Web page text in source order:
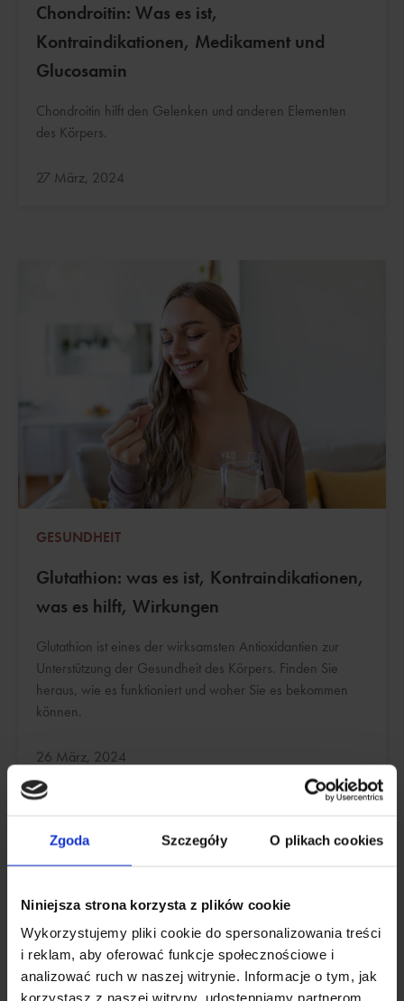
Zgoda Szczegóły O plikach cookies
Niniejsza strona korzysta z plików cookie
Wykorzystujemy pliki cookie do spersonalizowania treści
i reklam, aby oferować funkcje społecznościowe i
analizować ruch w naszej witrynie. Informacje o tym, jak
korzystasz z naszej witryny, udostępniamy partnerom
Chondroitin: Was es ist,
Kontraindikationen, Medikament und
Glucosamin
Chondroitin hilft den Gelenken und anderen Elementen
des Körpers.
Aktualisiert:
27 März, 2024
GESUNDHEIT
Glutathion: was es ist, Kontraindikationen,
was es hilft, Wirkungen
Glutathion ist eines der wirksamsten Antioxidantien zur
Unterstützung der Gesundheit des Körpers. Finden Sie
heraus, wie es funktioniert und woher Sie es bekommen
können.
Aktualisiert:
26 März, 2024